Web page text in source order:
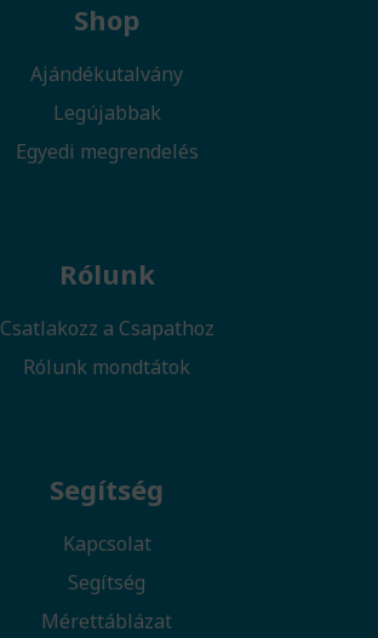
Shop
Ajándékutalvány
Legújabbak
Egyedi megrendelés
Rólunk
Csatlakozz a Csapathoz
Rólunk mondtátok
Segítség
Kapcsolat
Segítség
Mérettáblázat